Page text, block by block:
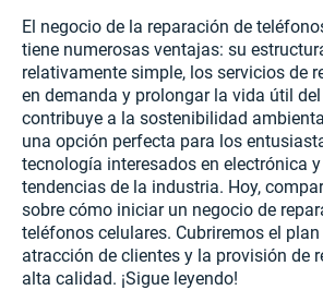
El negocio de la reparación de
tiene numerosas ventajas: su
relativamente simple, los servicios de
en demanda y prolongar la vida útil
contribuye a la sostenibilidad
una opción perfecta para los
tecnología interesados en electrónica
tendencias de la industria. Hoy,
sobre cómo iniciar un negocio de
teléfonos celulares. Cubriremos el
atracción de clientes y la provisión de
alta calidad. ¡Sigue leyendo!